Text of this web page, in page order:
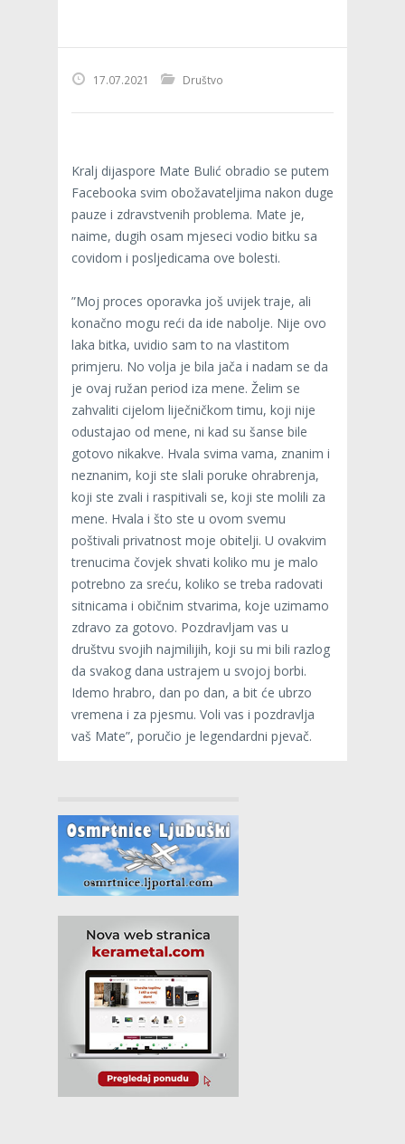
17.07.2021 Društvo
Kralj dijaspore Mate Bulić obradio se putem
Facebooka svim obožavateljima nakon duge
pauze i zdravstvenih problema. Mate je,
naime, dugih osam mjeseci vodio bitku sa
covidom i posljedicama ove bolesti.
”Moj proces oporavka još uvijek traje, ali
konačno mogu reći da ide nabolje. Nije ovo
laka bitka, uvidio sam to na vlastitom
primjeru. No volja je bila jača i nadam se da
je ovaj ružan period iza mene. Želim se
zahvaliti cijelom liječničkom timu, koji nije
odustajao od mene, ni kad su šanse bile
gotovo nikakve. Hvala svima vama, znanim i
neznanim, koji ste slali poruke ohrabrenja,
koji ste zvali i raspitivali se, koji ste molili za
mene. Hvala i što ste u ovom svemu
poštivali privatnost moje obitelji. U ovakvim
trenucima čovjek shvati koliko mu je malo
potrebno za sreću, koliko se treba radovati
sitnicama i običnim stvarima, koje uzimamo
zdravo za gotovo. Pozdravljam vas u
društvu svojih najmilijih, koji su mi bili razlog
da svakog dana ustrajem u svojoj borbi.
Idemo hrabro, dan po dan, a bit će ubrzo
vremena i za pjesmu. Voli vas i pozdravlja
vaš Mate”, poručio je legendardni pjevač.